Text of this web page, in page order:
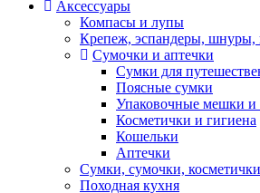
Аксессуары
Компасы и лупы
Крепеж, эспандеры, шнуры,
Сумочки и аптечки
Сумки для
Поясные сумки
Упаковочные мешки и
Косметички и гигиена
Кошельки
Аптечки
Сумки, сумочки, косметички
Походная кухня